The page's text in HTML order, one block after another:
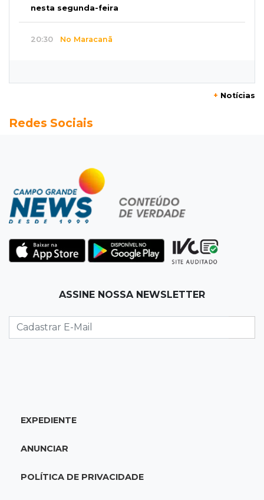
nesta segunda-feira
20:30 No Maracanã
Seleções em MS têm salários de até R$ 8,2 mil;
Jardim Itatiaia
Vigia é amarrado durante roubo de carro e
dois caminhões em pátio
Corinthians vence Bragantino por 2 a 0 e sobe
para 7º no Brasileirão
Na Vila Belmiro
lugar no Brasileirão
18:33Em 2022
adolescente atropelada no Amazonas
18:15 Nubank Parque
+ Notícias
Redes Sociais
ASSINE NOSSA NEWSLETTER
EXPEDIENTE
ANUNCIAR
POLÍTICA DE PRIVACIDADE